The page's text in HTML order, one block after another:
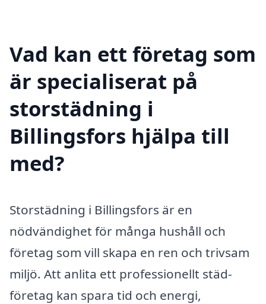
Vad kan ett företag som
är specialiserat på
storstädning i
Billingsfors hjälpa till
med?
Storstädning i Billingsfors är en
nödvändighet för många hushåll och
företag som vill skapa en ren och trivsam
miljö. Att anlita ett professionellt städ-
företag kan spara tid och energi,